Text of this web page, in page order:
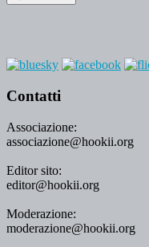
Contatti
Associazione:
associazione@hookii.org
Editor sito:
editor@hookii.org
Moderazione:
moderazione@hookii.org